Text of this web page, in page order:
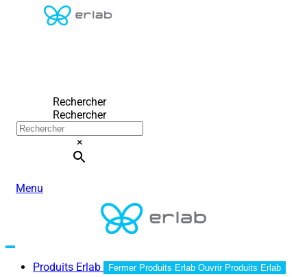
Rechercher
Rechercher
×
Menu
Produits Erlab Fermer Produits Erlab Ouvrir Produits Erlab